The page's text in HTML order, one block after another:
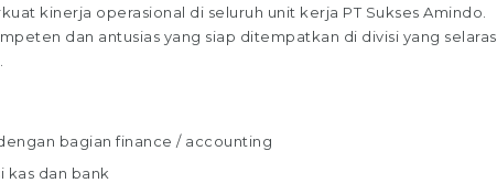
kinerja operasional di seluruh unit kerja PT Sukses Amindo.
dan antusias yang siap ditempatkan di divisi yang selaras
bagian finance / accounting
kas dan bank